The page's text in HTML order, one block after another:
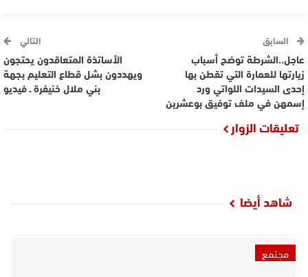
السابق
عاجل..الشرطة توضح أسباب
زيارتها للعمارة التي تقطن بها
إحدى السيدات اللواتي ورد
إسمهن في ملف توفيق بوعشرين
التالي
الأساتذة المتعاقدون يحتجون
ويهددون بشل قطاع التعليم بجهة
بني ملال خنيفرة ـ فيديو
تعليقات الزوار
شاهد أيضا
مجتمع